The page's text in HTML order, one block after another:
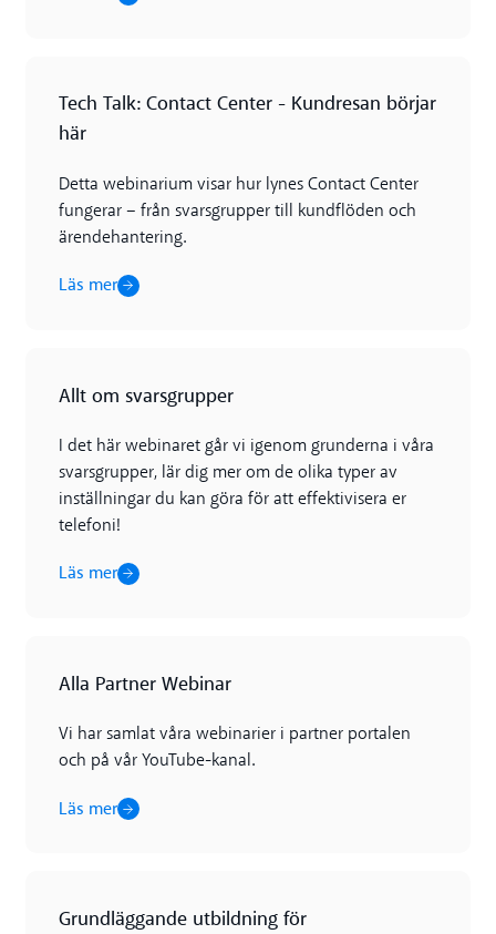
Tech Talk: Contact Center - Kundresan börjar
här
Detta webinarium visar hur lynes Contact Center
fungerar – från svarsgrupper till kundflöden och
ärendehantering.
Läs mer
Allt om svarsgrupper
I det här webinaret går vi igenom grunderna i våra
svarsgrupper, lär dig mer om de olika typer av
inställningar du kan göra för att effektivisera er
telefoni!
Läs mer
Alla Partner Webinar
Vi har samlat våra webinarier i partner portalen
och på vår YouTube-kanal.
Läs mer
Grundläggande utbildning för